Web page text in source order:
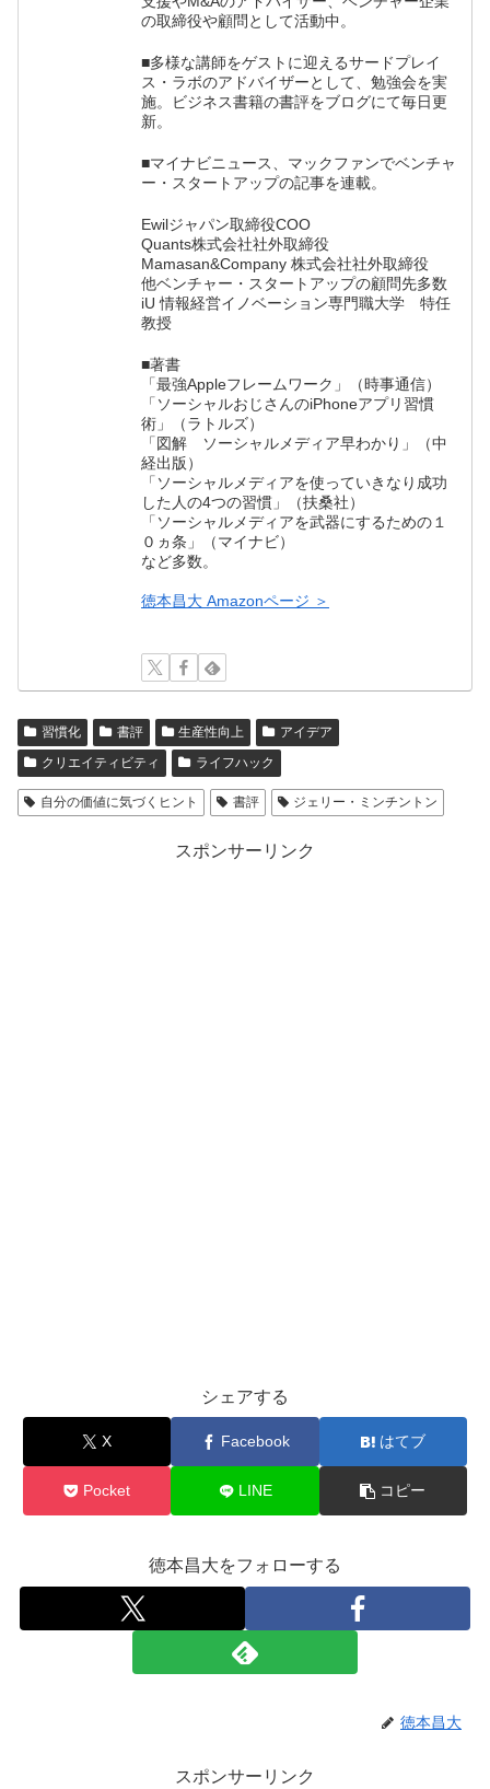
の取締役や顧問として活動中。
■多様な講師をゲストに迎えるサードプレイ
ス・ラボのアドバイザーとして、勉強会を実
施。ビジネス書籍の書評をブログにて毎日更
新。
■マイナビニュース、マックファンでベンチャ
ー・スタートアップの記事を連載。
Ewilジャパン取締役COO
Quants株式会社社外取締役
Mamasan&Company 株式会社社外取締役
他ベンチャー・スタートアップの顧問先多数
iU 情報経営イノベーション専門職大学 特任
教授
■著書
「最強Appleフレームワーク」（時事通信）
「ソーシャルおじさんのiPhoneアプリ習慣
術」（ラトルズ）
「図解 ソーシャルメディア早わかり」（中
経出版）
「ソーシャルメディアを使っていきなり成功
した人の4つの習慣」（扶桑社）
「ソーシャルメディアを武器にするための１
０ヵ条」（マイナビ）
など多数。
徳本昌大 Amazonページ ＞
習慣化 書評 生産性向上
アイデア
クリエイティビティ
ライフハック
自分の価値に気づくヒント 書評 ジェリー・ミンチントン
スポンサーリンク
シェアする
X Facebook はてブ
Pocket LINE コピー
徳本昌大をフォローする
徳本昌大
スポンサーリンク